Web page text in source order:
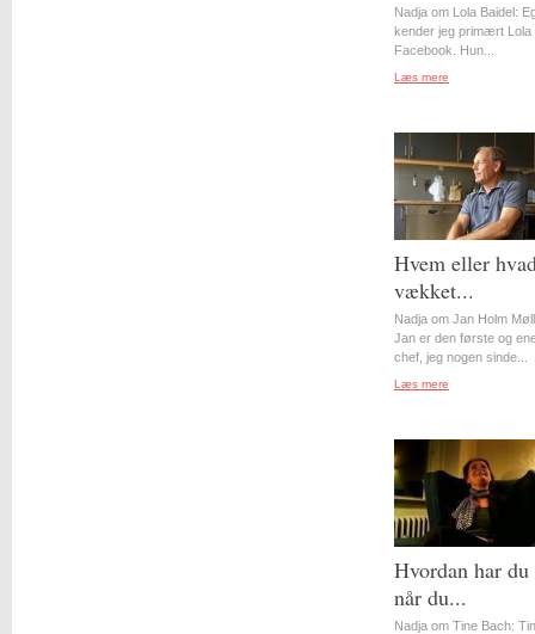
Nadja om Lola Baidel:
kender jeg primært Lola
Facebook. Hun...
Læs mere
Hvem eller
vækket...
Nadja om Jan Holm
Jan er den første og
chef, jeg nogen sinde...
Læs mere
Hvordan har du
når du...
Nadja om Tine Bach: